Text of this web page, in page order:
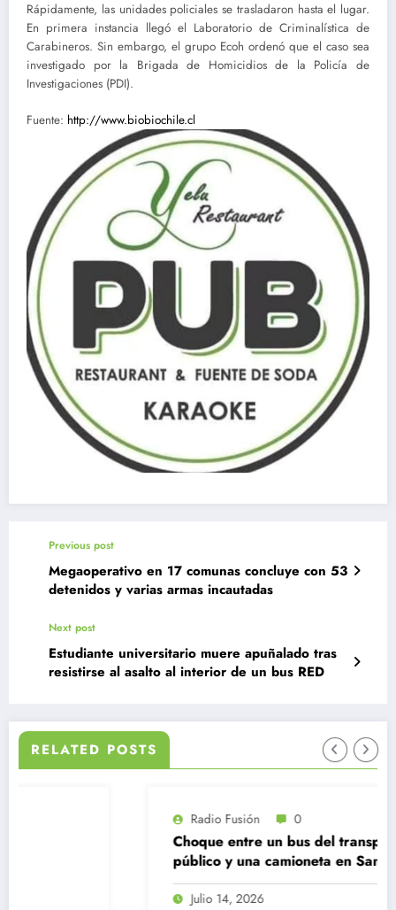
Rápidamente, las unidades policiales se trasladaron hasta el lugar.
En primera instancia llegó el Laboratorio de Criminalística de
Carabineros. Sin embargo, el grupo Ecoh ordenó que el caso sea
investigado por la Brigada de Homicidios de la Policía de
Investigaciones (PDI).
Fuente: http://www.biobiochile.cl
Previous post
Megaoperativo en 17 comunas concluye con 53
detenidos y varias armas incautadas
Next post
Estudiante universitario muere apuñalado tras
resistirse al asalto al interior de un bus RED
RELATED POSTS
0
Choque entre un bus del transporte
público y una camioneta en Santiago